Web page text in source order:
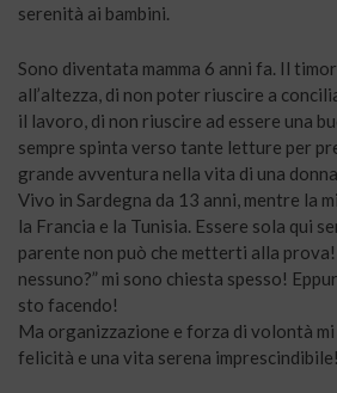
serenità ai bambini.
Sono diventata mamma 6 anni fa. Il
all’altezza, di non poter riuscire a
il lavoro, di non riuscire ad essere una
sempre spinta verso tante letture per
grande avventura nella vita di una
Vivo in Sardegna da 13 anni, mentre la
la Francia e la Tunisia. Essere sola qui
parente non può che metterti alla
nessuno?” mi sono chiesta spesso!
sto facendo!
Ma organizzazione e forza di volontà
felicità e una vita serena imprescindibile!